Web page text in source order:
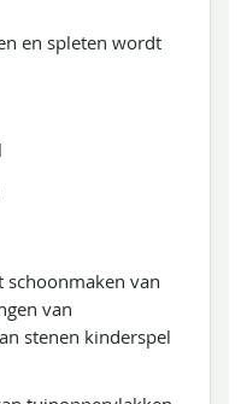
en spleten wordt
schoonmaken van
van
stenen kinderspel